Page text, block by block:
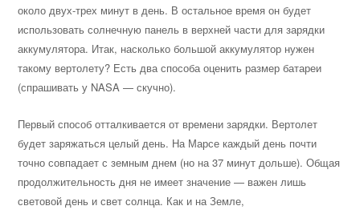
около двух-трех минут в день. В остальное время он будет
использовать солнечную панель в верхней части для зарядки
аккумулятора. Итак, насколько большой аккумулятор нужен
такому вертолету? Есть два способа оценить размер батареи
(спрашивать у NASA — скучно).
Первый способ отталкивается от времени зарядки. Вертолет
будет заряжаться целый день. На Марсе каждый день почти
точно совпадает с земным днем (но на 37 минут дольше). Общая
продолжительность дня не имеет значение — важен лишь
световой день и свет солнца. Как и на Земле,